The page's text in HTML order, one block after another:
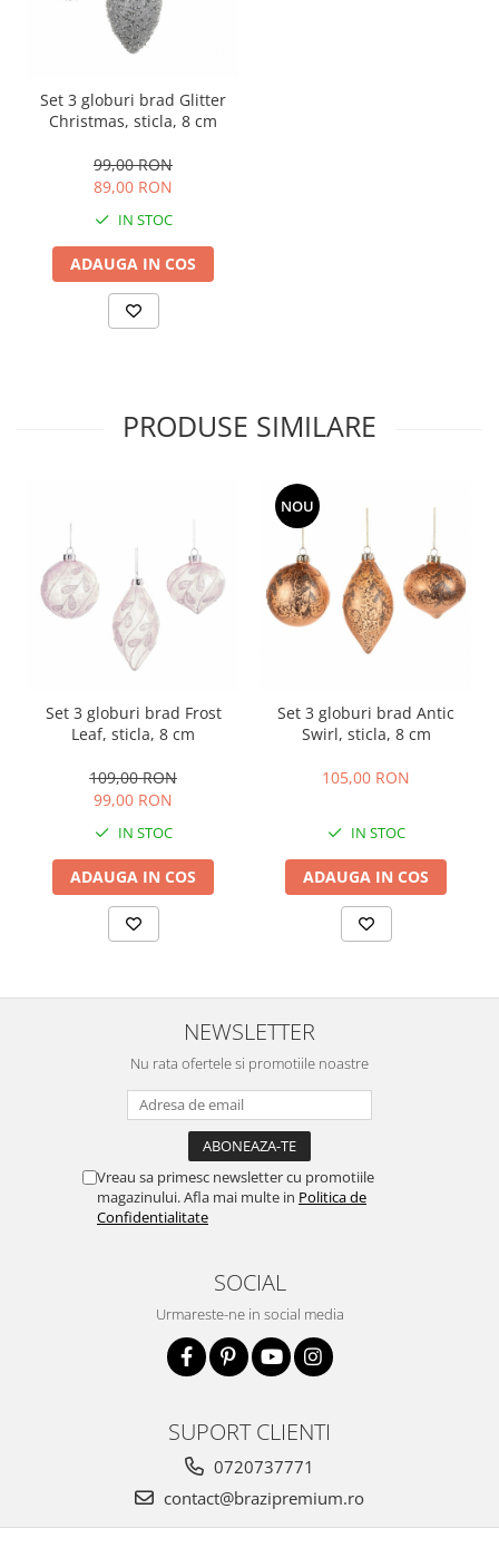
Set 3 globuri brad Glitter
Christmas, sticla, 8 cm
99,00 RON
89,00 RON
IN STOC
ADAUGA IN COS
PRODUSE SIMILARE
Set 3 globuri brad Frost
Leaf, sticla, 8 cm
109,00 RON
99,00 RON
IN STOC
ADAUGA IN COS
NOU
Set 3 globuri brad Antic
Swirl, sticla, 8 cm
105,00 RON
IN STOC
ADAUGA IN COS
NEWSLETTER
Nu rata ofertele si promotiile noastre
Vreau sa primesc newsletter cu promotiile
magazinului. Afla mai multe in Politica de
Confidentialitate
SOCIAL
Urmareste-ne in social media
SUPORT CLIENTI
0720737771
contact@brazipremium.ro